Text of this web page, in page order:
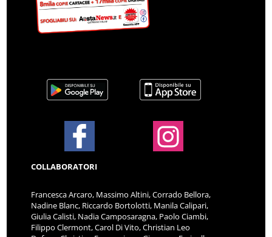
COLLABORATORI
Francesca Arcaro, Massimo Altini, Corrado Bellora,
Nadine Blanc, Riccardo Bortolotti, Manila Calipari,
Giulia Calisti, Nadia Camposaragna, Paolo Ciambi,
Filippo Clermont, Carol Di Vito, Christian Leo